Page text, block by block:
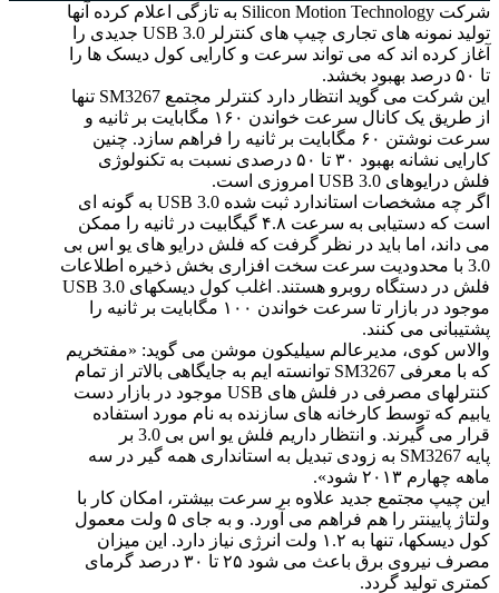
شرکت Silicon Motion Technology به تازگی اعلام کرده آنها
تولید نمونه های تجاری چیپ های کنترلر USB 3.0 جدیدی را
آغاز کرده اند که می تواند سرعت و کارایی کول دیسک ها را
تا ۵۰ درصد بهبود بخشد.
این شرکت می گوید انتظار دارد کنترلر مجتمع SM3267 تنها
از طریق یک کانال سرعت خواندن ۱۶۰ مگابایت بر ثانیه و
سرعت نوشتن ۶۰ مگابایت بر ثانیه را فراهم سازد. چنین
کارایی نشانه بهبود ۳۰ تا ۵۰ درصدی نسبت به تکنولوژی
فلش درایوهای USB 3.0 امروزی است.
اگر چه مشخصات استاندارد ثبت شده USB 3.0 به گونه ای
است که دستیابی به سرعت ۴.۸ گیگابیت در ثانیه را ممکن
می داند، اما باید در نظر گرفت که فلش درایو های یو اس بی
3.0 با محدودیت سرعت سخت افزاری بخش ذخیره اطلاعات
فلش در دستگاه روبرو هستند. اغلب کول دیسکهای USB 3.0
موجود در بازار تا سرعت خواندن ۱۰۰ مگابایت بر ثانیه را
پشتیبانی می کنند.
والاس کوی، مدیرعالم سیلیکون موشن می گوید: «مفتخریم
که با معرفی SM3267 توانسته ایم به جایگاهی بالاتر از تمام
کنترلهای مصرفی در فلش های USB موجود در بازار دست
یابیم که توسط کارخانه های سازنده به نام مورد استفاده
قرار می گیرند. و انتظار داریم فلش یو اس بی 3.0 بر
پایه SM3267 به زودی تبدیل به استانداری همه گیر در سه
ماهه چهارم ۲۰۱۳ شود».
این چیپ مجتمع جدید علاوه بر سرعت بیشتر، امکان کار با
ولتاژ پایینتر را هم فراهم می آورد. و به جای ۵ ولت معمول
کول دیسکها، تنها به ۱.۲ ولت انرژی نیاز دارد. این میزان
مصرف نیروی برق باعث می شود ۲۵ تا ۳۰ درصد گرمای
کمتری تولید گردد.